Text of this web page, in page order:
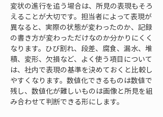
変状の進行を追う場合は、所見の表現もそろ
えることが大切です。担当者によって表現が
異なると、実際の状態が変わったのか、記録
の書き方が変わっただけなのか分かりにくく
なります。ひび割れ、段差、腐食、漏水、堆
積、変形、欠損など、よく使う項目について
は、社内で表現の基準を決めておくと比較し
やすくなります。数値化できるものは数値で
残し、数値化が難しいものは画像と所見を組
み合わせて判断できる形にします。